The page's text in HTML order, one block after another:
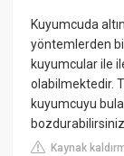
Kuyumcuda
yöntemlerden
kuyumcular ile
olabilmektedir.
kuyumcuyu
Kaynak